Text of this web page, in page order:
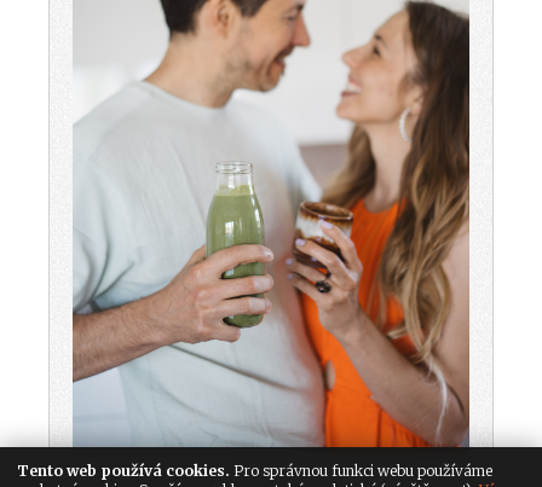
Tento web používá cookies. Pro správnou funkci webu používáme